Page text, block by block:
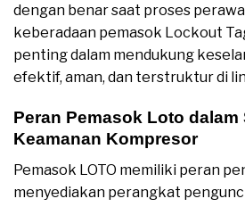
dengan benar saat proses
keberadaan pemasok Lockout
penting dalam mendukung
efektif, aman, dan terstruktur di
Peran Pemasok Loto dalam
Keamanan Kompresor
Pemasok LOTO memiliki peran
menyediakan perangkat